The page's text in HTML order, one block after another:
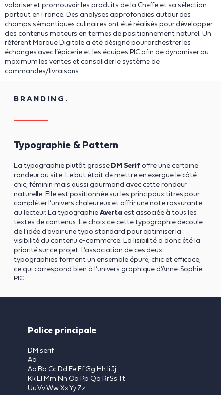
valoriser et promouvoir les produits de la Cheffe et sa sélection
partout en France. Des analyses approfondies autour des
champs sémantiques culinaires ont été réalisés pour développer
des contenus moteurs en termes de positionnement naturel. Un
référent Marque Digitale a été désigné pour orchestrer les
échanges avec l’épicerie et les équipes PIC afin de dynamiser au
maximum les ventes et consolider le système de
commandes/livraisons.
BRANDING.
Typographie & Pattern
La typographie plutôt grasse DM Serif offre une certaine
rondeur au site. Le but était de mettre en exergue le côté
chic, féminin mais aussi gourmand avec cette rondeur
naturelle. Elle est positionnée sur les principaux titres pour
compléter l’univers chaleureux et offrir une note rassurante
au lecteur. La typographieAverta est associée à tous les
textes de contenus. Le choix de cette typographie découle
de l’idée d’avoir une typo standard pour optimiser la
visibilité du contenu e-commerce. La lisibilité a donc été la
priorité sur ce projet. L’association de ces deux
typographies forment un ensemble épuré, chic et efficace,
ce qui correspond bien à l’univers graphique d’Anne-Sophie
PIC.
Police principale
DM serif
Aa
Aa Bb Cc Dd Ee Ff Gg Hh Ii Jj
Kk Ll Mm Nn Oo Pp Qq Rr Ss Tt
Uu Vv Ww Xx Yy Zz